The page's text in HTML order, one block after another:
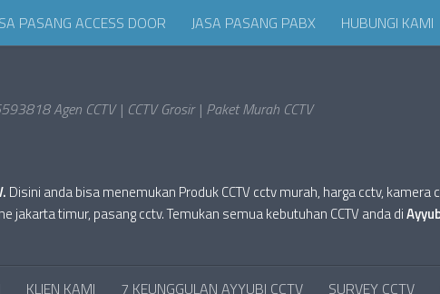
PASANG ACCESS DOOR JASA PASANG PABX HUBUNGI KAMI
Agen CCTV | CCTV Grosir | Paket Murah CCTV
Disini anda bisa menemukan Produk CCTV cctv murah, harga cctv,
jakarta timur, pasang cctv. Temukan semua kebutuhan CCTV anda di
KLIEN KAMI 7 KEUNGGULAN AYYUBI CCTV SURVEY CCTV